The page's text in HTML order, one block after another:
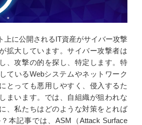
上に公開されるIT資産がサイバー攻撃
拡大しています。サイバー攻撃者は
、攻撃の的を探し、特定します。特
ているWebシステムやネットワーク
とっても悪用しやすく、侵入するた
まいます。では、自組織が狙われな
、私たちはどのような対策をとれば
本記事では、ASM（Attack Surface